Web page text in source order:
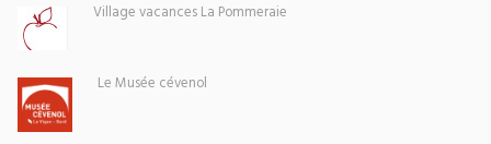
Village vacances La Pommeraie
Le Musée cévenol